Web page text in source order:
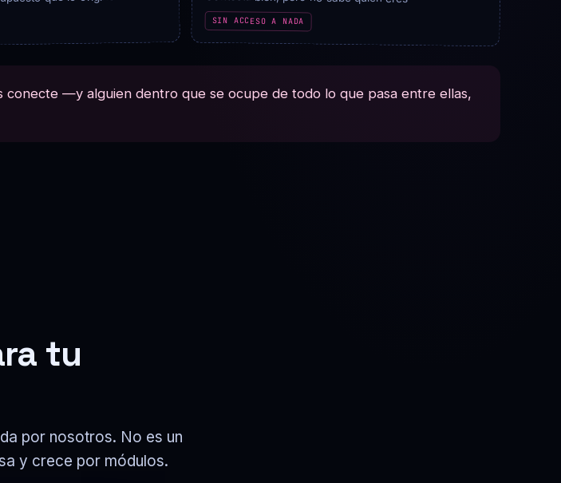
SIN ACCESO A NADA
conecte —y alguien dentro que se ocupe de todo lo que pasa entre ellas,
tu
por nosotros. No es un
y crece por módulos.